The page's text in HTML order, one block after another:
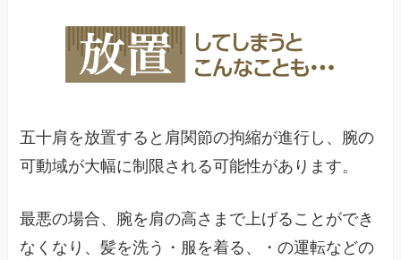
五十肩を放置すると肩関節の拘縮が進行し、腕の
可動域が大幅に制限される可能性があります。
最悪の場合、腕を肩の高さまで上げることができ
なくなり、髪を洗う・服を着る、・の運転などの